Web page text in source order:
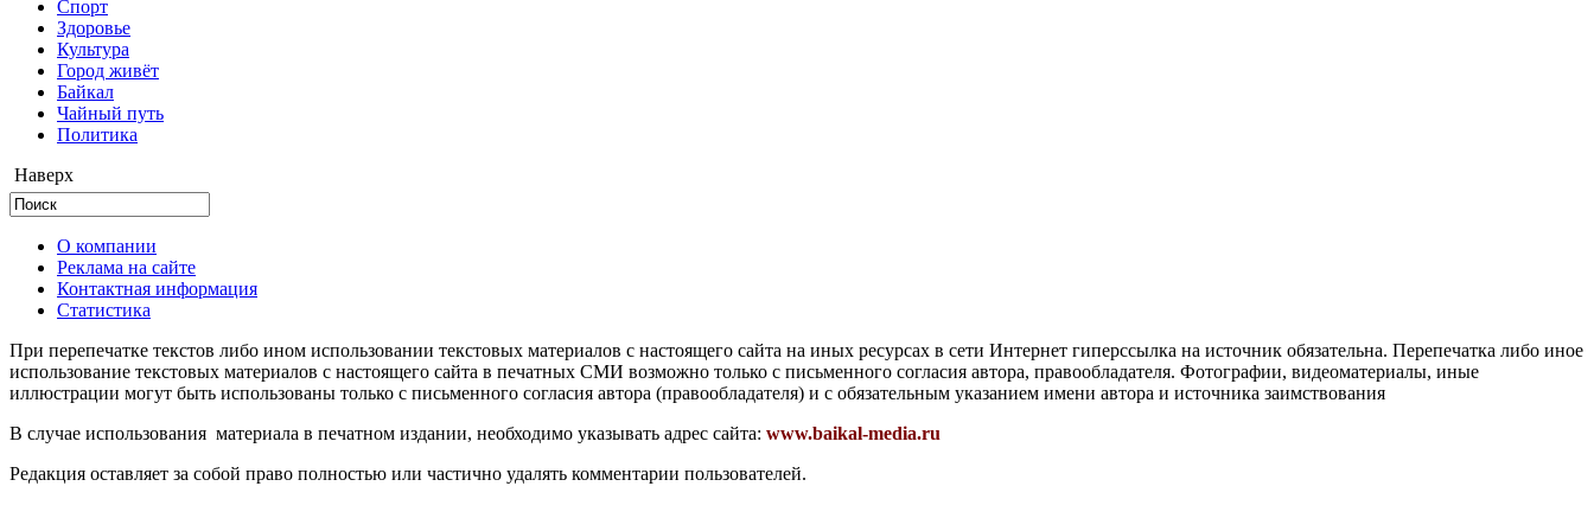
Cпорт
Здоровье
Культура
Город живёт
Байкал
Чайный путь
Политика
Наверх
О компании
Реклама на сайте
Контактная информация
Статистика
При перепечатке текстов либо ином использовании текстовых материалов с настоящего сайта на иных ресурсах в сети Интернет гиперссылка на источник обязательна. Перепечатка либо иное
использование текстовых материалов с настоящего сайта в печатных СМИ возможно только с письменного согласия автора, правообладателя. Фотографии, видеоматериалы, иные
иллюстрации могут быть использованы только с письменного согласия автора (правообладателя) и с обязательным указанием имени автора и источника заимствования
В случае использования материала в печатном издании, необходимо указывать адрес сайта: www.baikal-media.ru
Редакция оставляет за собой право полностью или частично удалять комментарии пользователей.